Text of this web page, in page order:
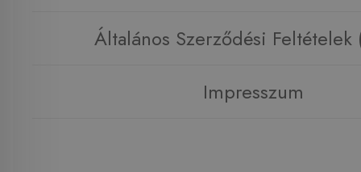
Általános Szerződési Feltételek
Impresszum